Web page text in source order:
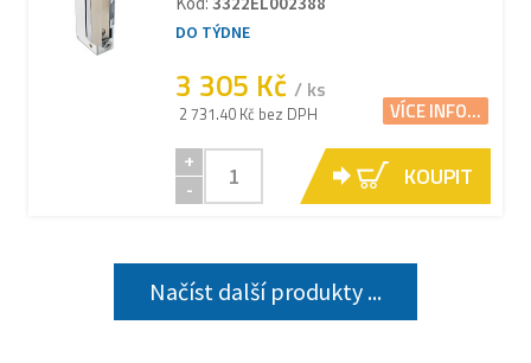
DO TÝDNE
3 305 Kč / ks
2 731.40 Kč bez DPH VÍCE INFO...
+
-
KOUPIT
Načíst další produkty ...